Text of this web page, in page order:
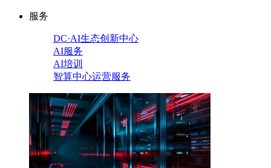
服务
DC·AI生态创新中心
AI服务
AI培训
智算中心运营服务